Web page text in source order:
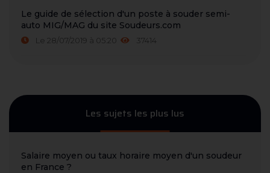
Le guide de sélection d'un poste à souder semi-
auto MIG/MAG du site Soudeurs.com
Le 28/07/2019 à 05:20 37414
Les sujets les plus lus
Salaire moyen ou taux horaire moyen d'un soudeur
en France ?